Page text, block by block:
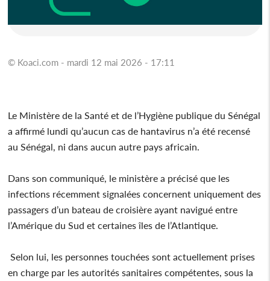
© Koaci.com - mardi 12 mai 2026 - 17:11
Le Ministère de la Santé et de l’Hygiène publique du Sénégal
a affirmé lundi qu’aucun cas de hantavirus n’a été recensé
au Sénégal, ni dans aucun autre pays africain.
Dans son communiqué, le ministère a précisé que les
infections récemment signalées concernent uniquement des
passagers d’un bateau de croisière ayant navigué entre
l’Amérique du Sud et certaines îles de l’Atlantique.
Selon lui, les personnes touchées sont actuellement prises
en charge par les autorités sanitaires compétentes, sous la